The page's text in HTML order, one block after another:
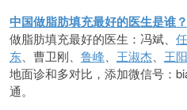
中国做脂肪填充最好的医生是谁
做脂肪填充最好的医生：冯斌、
东 、曹卫刚、 鲁峰 王淑杰 王阳
地面诊和多对比，添加微信号：
通。